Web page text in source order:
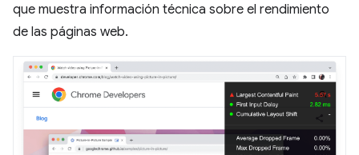
que muestra información técnica sobre el rendimiento
de las páginas web.